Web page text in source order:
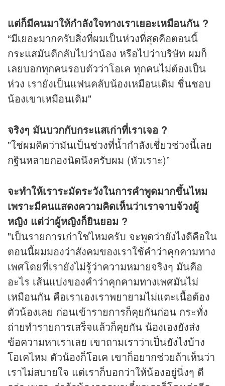
แต่ก็มีคนมาให้กำลังใจทางเราเยอะเหมือนกัน ?
“มีเยอะมากครับสิ่งที่ผมเป็นห่วงที่สุดคือตอนนี้
กระแสมันตีกลับไปว่าน้อง หรือไปว่าบริษัท ผมก็
เลยบอกทุกคนรอบตัวว่าโอเค ทุกคนไม่ต้องเป็น
ห่วง เรายังเป็นแฟนคลับน้องเหมือนเดิม ชื่นชอบ
น้องเขาเหมือนเดิม"
จริงๆ มันบวกกับกระแสเก่าที่เราเจอ ?
"ใช่ผมคิดว่ามันเป็นช่วงที่น้ำกำลังเชี่ยวช่วงนี้เลย
กฐินหลายกองนิดนึงครับผม (หัวเราะ)”
จะทำให้เราระมัดระวังในการคำพูดมากขึ้นไหม
เพราะมีคนแสดงความคิดเห็นว่าเราจาบจ้วงผู้
หญิง แต่ว่าผู้หญิงก็ยินยอม ?
"เป็นรายการเก่าใช่ไหมครับ จะพูดว่ายังไงดีคือใน
ตอนนี้ผมมองว่าสังคมของเราใช้คำว่าคุกคามทาง
เพศโดยที่เรายังไม่รู้ว่าความหมายจริงๆ มันคือ
อะไร เส้นแบ่งของคำว่าคุกคามทางเพศมันไม่
เหมือนกัน คือเราเองเราพยายามไม่แตะเนื้อต้อง
ตัวน้องเลย ก่อนเข้ารายการก็คุยกันก่อน กระทั่ง
ถ่ายทำรายการเสร็จแล้วก็คุยกัน น้องเองยังส่ง
ข้อความหาเราเลย เขาถามเราว่าเป็นยังไงบ้าง
โอเคไหม ตัวน้องก็โอเค เขาก็อยากช่วยถ้าเห็นว่า
เราไม่สบายใจ แต่เราก็บอกว่าให้น้องอยู่นิ่งๆ ดี